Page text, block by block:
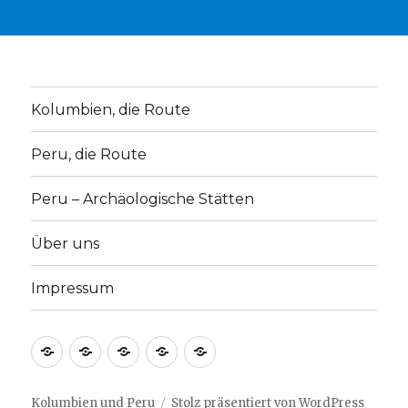
Kolumbien, die Route
Peru, die Route
Peru – Archäologische Stätten
Über uns
Impressum
Kolumbien,
Route
Peru,
Route
Peru
Archäologische
Über Impressum
Kolumbien und Peru Stolz präsentiert von WordPress